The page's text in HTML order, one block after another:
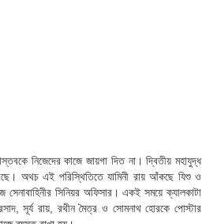
নিজেদের কাজে জায়গা দিত না। দ্বিতীয় মহাযুদ্ধ
অথচ এই পরিস্থিতিতে যামিনী রায় আঁকছে যিশু ও
সিনিয়র অফিসার। একই সময়ে ক্যালকাটা
সূর্য রায়, রথীন মৈত্র ও সোমনাথ হোরকে পোস্টার